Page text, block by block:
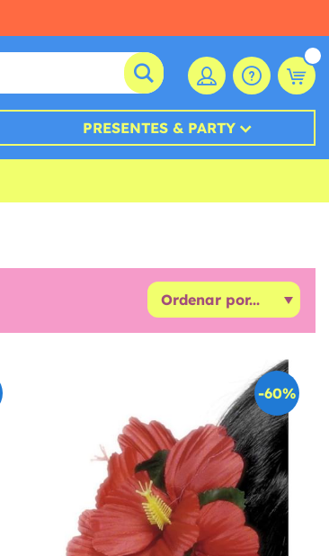
PRESENTES & PARTY
-60%